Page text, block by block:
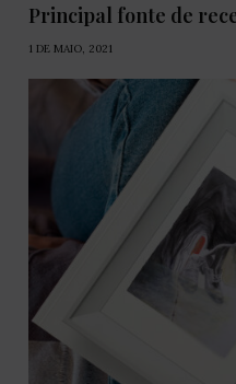
Principal fonte de
1 DE MAIO, 2021